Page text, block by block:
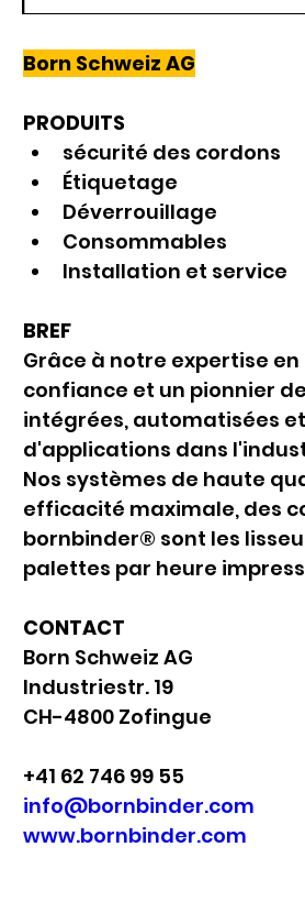
Born Schweiz AG
PRODUITS
sécurité des cordons
Étiquetage
Déverrouillage
Consommables
Installation et service
BREF
Grâce à notre expertise
confiance et un pionnier
intégrées, automatisées
d'applications dans
Nos systèmes de haute
efficacité maximale, des
bornbinder® sont les
palettes par heure
CONTACT
Born Schweiz AG
Industriestr. 19
CH-4800 Zofingue
+41 62 746 99 55
info@bornbinder.com
www.bornbinder.com